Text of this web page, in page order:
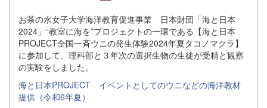
お茶の水女子大学海洋教育促進事業 日本財団「海と日本
2024」“教室に海を”プロジェクトの一環である【海と日本
PROJECT全国一斉ウニの発生体験2024年夏タコノマクラ】
に参加して、理科部と３年次の選択生物の生徒が受精と観察
の実験をしました。
海と日本PROJECT イベントとしてのウニなどの海洋教材
提供（令和6年夏）